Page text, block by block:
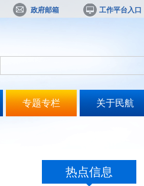
政府邮箱 工作平台入口
专题专栏 关于民航
热点信息